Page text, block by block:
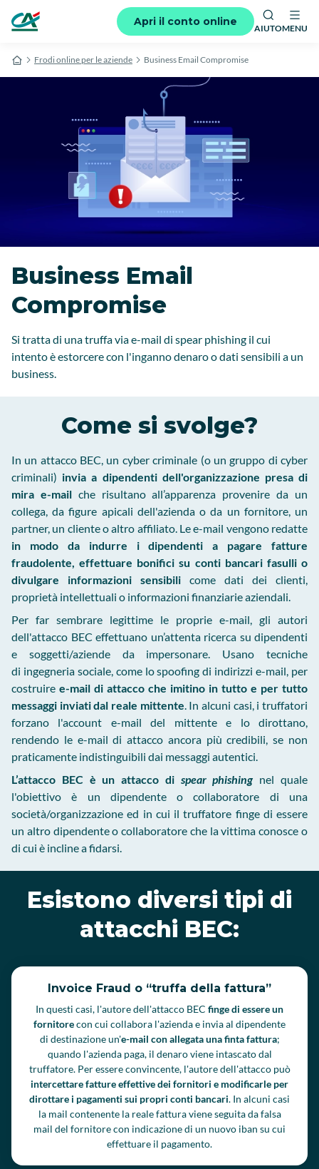
Apri il conto online
AIUTOMENU
Frodi online per le aziende Business Email Compromise
Business Email
Compromise
Si tratta di una truffa via e-mail di spear phishing il cui
intento è estorcere con l'inganno denaro o dati sensibili a un
business.
Come si svolge?
In un attacco BEC, un cyber criminale (o un gruppo di cyber
criminali) invia a dipendenti dell'organizzazione presa di
mira e-mail che risultano all’apparenza provenire da un
collega, da figure apicali dell'azienda o da un fornitore, un
partner, un cliente o altro affiliato. Le e-mail vengono redatte
in modo da indurre i dipendenti a pagare fatture
fraudolente, effettuare bonifici su conti bancari fasulli o
divulgare informazioni sensibili come dati dei clienti,
proprietà intellettuali o informazioni finanziarie aziendali.
Per far sembrare legittime le proprie e-mail, gli autori
dell'attacco BEC effettuano un’attenta ricerca su dipendenti
e soggetti/aziende da impersonare. Usano tecniche
di ingegneria sociale, come lo spoofing di indirizzi e-mail, per
costruire e-mail di attacco che imitino in tutto e per tutto
messaggi inviati dal reale mittente. In alcuni casi, i truffatori
forzano l'account e-mail del mittente e lo dirottano,
rendendo le e-mail di attacco ancora più credibili, se non
praticamente indistinguibili dai messaggi autentici.
L’attacco BEC è un attacco di spear phishing nel quale
l'obiettivo è un dipendente o collaboratore di una
società/organizzazione ed in cui il truffatore finge di essere
un altro dipendente o collaboratore che la vittima conosce o
di cui è incline a fidarsi.
Esistono diversi tipi di
attacchi BEC:
Invoice Fraud o “truffa della fattura”
In questi casi, l'autore dell'attacco BEC finge di essere un
fornitorecon cui collabora l'azienda e invia al dipendente
di destinazione un'e-mail con allegata una finta fattura;
quando l'azienda paga, il denaro viene intascato dal
truffatore. Per essere convincente, l'autore dell'attacco può
intercettare fatture effettive dei fornitori e modificarle per
dirottare i pagamenti sui propri conti bancari. In alcuni casi
la mail contenente la reale fattura viene seguita da falsa
mail del fornitore con indicazione di un nuovo iban su cui
effettuare il pagamento.